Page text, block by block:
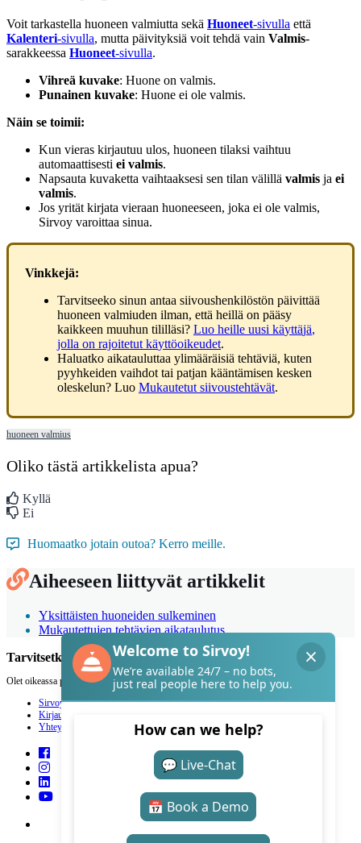
Voit tarkastella huoneen valmiutta sekä Huoneet-sivulla että
Kalenteri-sivulla, mutta päivityksiä voit tehdä vain Valmis-
sarakkeessa Huoneet-sivulla.
Vihreä kuvake: Huone on valmis.
Punainen kuvake: Huone ei ole valmis.
Näin se toimii:
Kun vieras kirjautuu ulos, huoneen tilaksi vaihtuu
automaattisesti ei valmis.
Napsauta kuvaketta vaihtaaksesi sen tilan välillä valmis ja ei
valmis.
Jos yrität kirjata vieraan huoneeseen, joka ei ole valmis,
Sirvoy varoittaa sinua.
Vinkkejä:
Tarvitseeko sinun antaa siivoushenkilöstön päivittää
huoneen valmiuden ilman, että heillä on pääsy
kaikkeen muuhun tililläsi? Luo heille uusi käyttäjä,
jolla on rajoitetut käyttöoikeudet.
Haluatko aikatauluttaa ylimääräisiä tehtäviä, kuten
pyyhkeiden vaihdot tai patjan kääntämisen kesken
oleskelun? Luo Mukautetut siivoustehtävät.
huoneen valmius
Oliko tästä artikkelista apua?
Kyllä
Ei
Huomaatko jotain outoa? Kerro meille.
Aiheeseen liittyvät artikkelit
Yksittäisten huoneiden sulkeminen
Mukautettujen tehtävien aikataulutus
Tarvitsetko apua Sirvoyn kanssa?
Olet oikeassa paikassa.
Sirvoy
Kirjaudu
Yhteystiedot